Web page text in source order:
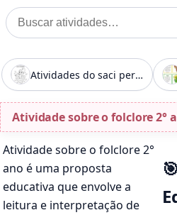
Pular para o conteúdo
Buscar por:
Atividades do saci pererê para imprimir
Atividade sobre o folclore 2°
Atividade sobre o folclore 2°
ano é uma proposta
educativa que envolve a
leitura e interpretação de